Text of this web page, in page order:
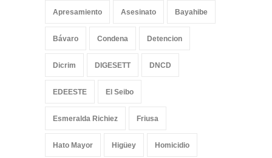
Apresamiento Asesinato Bayahibe
Bávaro Condena Detencion
Dicrim DIGESETT DNCD
EDEESTE El Seibo
Esmeralda Richiez Friusa
Hato Mayor Higüey Homicidio